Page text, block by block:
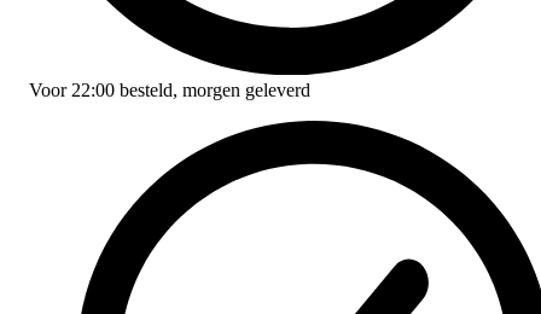
Voor 22:00 besteld, morgen geleverd